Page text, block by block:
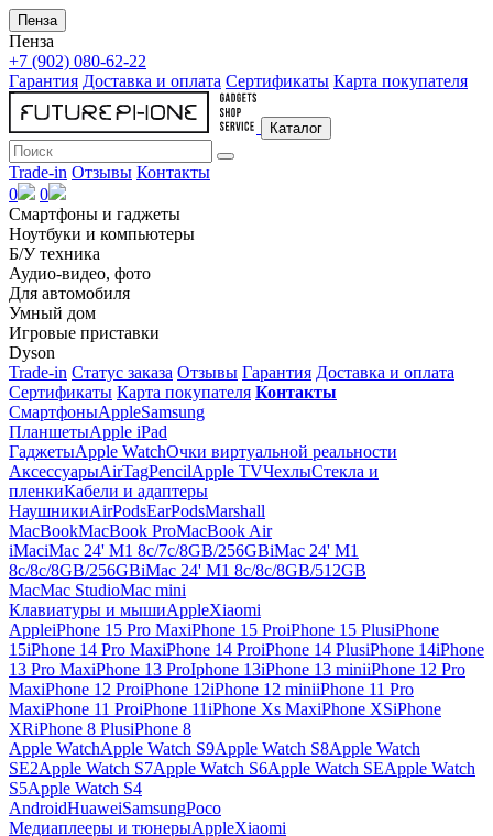
Пенза
Пенза
+7 (902) 080-62-22
Гарантия Доставка и оплата Сертификаты Карта покупателя
Каталог
Trade-in Отзывы Контакты
0
0
Смартфоны и гаджеты
Ноутбуки и компьютеры
Б/У техника
Аудио-видео, фото
Для автомобиля
Умный дом
Игровые приставки
Dyson
Trade-in Статус заказа Отзывы Гарантия Доставка и оплата
Сертификаты Карта покупателя Контакты
СмартфоныAppleSamsung
ПланшетыApple iPad
ГаджетыApple WatchОчки виртуальной реальности
АксессуарыAirTagPencilApple TVЧехлыСтекла и
пленкиКабели и адаптеры
НаушникиAirPodsEarPodsMarshall
MacBookMacBook ProMacBook Air
iMaciMac 24' M1 8c/7c/8GB/256GBiMac 24' M1
8c/8c/8GB/256GBiMac 24' M1 8c/8c/8GB/512GB
MacMac StudioMac mini
Клавиатуры и мышиAppleXiaomi
AppleiPhone 15 Pro MaxiPhone 15 ProiPhone 15 PlusiPhone
15iPhone 14 Pro MaxiPhone 14 ProiPhone 14 PlusiPhone 14iPhone
13 Pro MaxiPhone 13 ProIphone 13iPhone 13 miniiPhone 12 Pro
MaxiPhone 12 ProiPhone 12iPhone 12 miniiPhone 11 Pro
MaxiPhone 11 ProiPhone 11iPhone Xs MaxiPhone XSiPhone
XRiPhone 8 PlusiPhone 8
Apple WatchApple Watch S9Apple Watch S8Apple Watch
SE2Apple Watch S7Apple Watch S6Apple Watch SEApple Watch
S5Apple Watch S4
AndroidHuaweiSamsungPoco
Медиаплееры и тюнерыAppleXiaomi